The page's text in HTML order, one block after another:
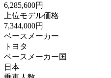
6,285,600円
上位モデル価格
7,344,000円
ベースメーカー
トヨタ
ベースメーカー国
日本